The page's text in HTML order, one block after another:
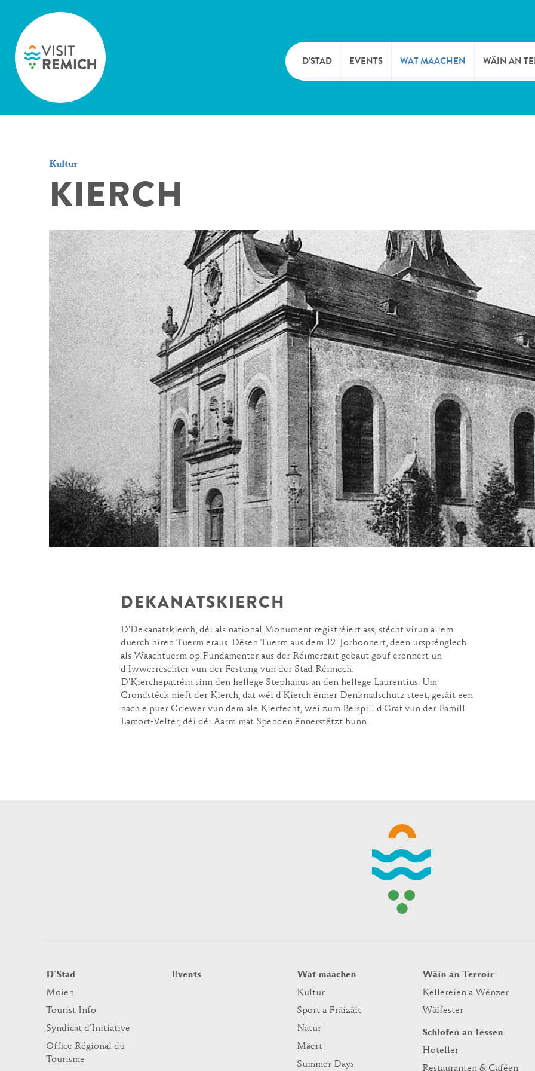
D’STAD
TOURISME
EVENTS WAT MAACHEN
SUMMER DAYS
WINTER DAYS
WÄIN AN
Kultur
KIERCH
DEKANATSKIERCH
D'Dekanatskierch, déi als national Monument registréiert ass, stécht virun allem
duerch hiren Tuerm eraus. Dësen Tuerm aus dem 12. Jorhonnert, deen ursprénglech
als Waachtuerm op Fundamenter aus der Réimerzäit gebaut gouf erënnert un
d'Iwwerreschter vun der Festung vun der Stad Réimech.
D'Kierchepatréin sinn den hellege Stephanus an den hellege Laurentius. Um
Grondstéck nieft der Kierch, dat wéi d'Kierch ënner Denkmalschutz steet, gesäit een
nach e puer Griewer vun dem ale Kierfecht, wéi zum Beispill d'Graf vun der Famill
Lamort-Velter, déi déi Aarm mat Spenden ënnerstëtzt hunn.
D’Stad
Moien
Tourist Info
Syndicat d’Initiative
Office Régional du
Tourisme
Events
Wat maachen
Kultur
Sport a Fräizäit
Natur
Mäert
Summer Days
Wäin an Terroir
Kellereien a Wënzer
Wäifester
Schlofen an Iessen
Hoteller
Restauranten & Caféen